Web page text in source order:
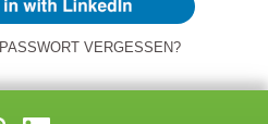
PASSWORT VERGESSEN?